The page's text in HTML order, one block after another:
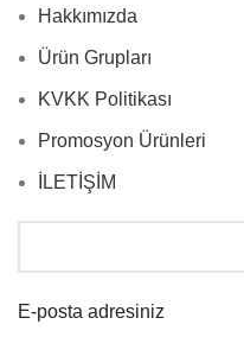
Hakkımızda
Ürün Grupları
KVKK Politikası
Promosyon Ürünleri
İLETİŞİM
E-posta adresiniz